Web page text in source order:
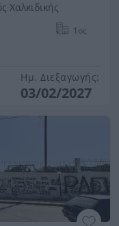
Χαλκιδικής
1ος
Ημ. Διεξαγωγής:
03/02/2027